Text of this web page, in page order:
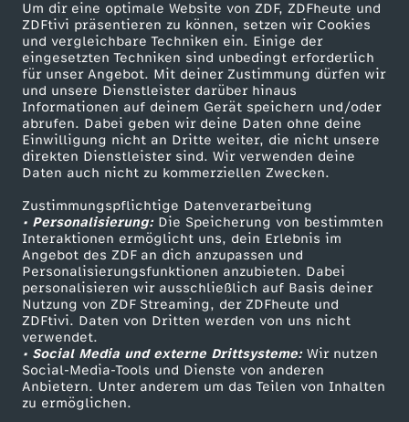
Um dir eine optimale Website von ZDF, ZDFheute und
ZDFtivi präsentieren zu können, setzen wir Cookies
und vergleichbare Techniken ein. Einige der
eingesetzten Techniken sind unbedingt erforderlich
für unser Angebot. Mit deiner Zustimmung dürfen wir
und unsere Dienstleister darüber hinaus
Informationen auf deinem Gerät speichern und/oder
abrufen. Dabei geben wir deine Daten ohne deine
Einwilligung nicht an Dritte weiter, die nicht unsere
direkten Dienstleister sind. Wir verwenden deine
Daten auch nicht zu kommerziellen Zwecken.
Zustimmungspflichtige Datenverarbeitung
• Personalisierung:Die Speicherung von bestimmten
Interaktionen ermöglicht uns, dein Erlebnis im
Angebot des ZDF an dich anzupassen und
Personalisierungsfunktionen anzubieten. Dabei
personalisieren wir ausschließlich auf Basis deiner
Nutzung von ZDF Streaming, der ZDFheute und
ZDFtivi. Daten von Dritten werden von uns nicht
verwendet.
• Social Media und externe Drittsysteme:Wir nutzen
Social-Media-Tools und Dienste von anderen
Anbietern. Unter anderem um das Teilen von Inhalten
zu ermöglichen.
l
i
n
d
d
u
r
c
h
Mehr ZDF
ZDF-Apps
Smart TV
ZDFtext
Livestreams
Sendungen A-Z
TV-Programm
Service
ZDFmitreden
Kontakt zum ZDF
Tickets
Zuschauerservice
Hilfe
ZDF Unternehmen
Karriere